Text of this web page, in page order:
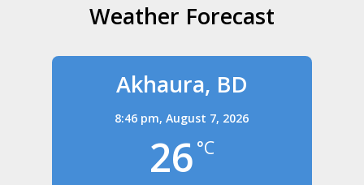
Weather Forecast
Akhaura, BD
8:46 pm,August 7, 2026
26 °C